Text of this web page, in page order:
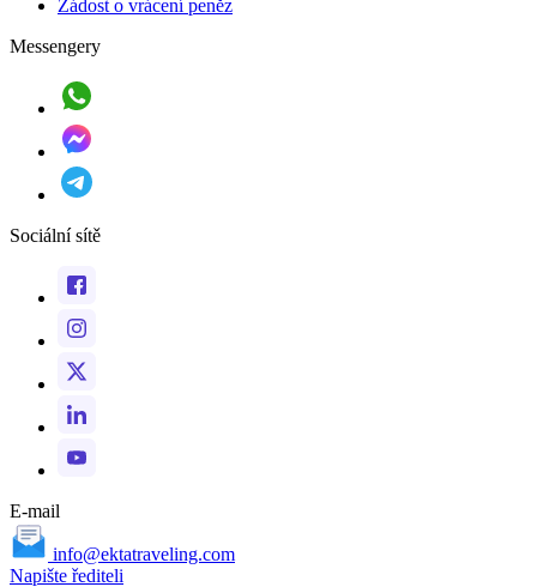
Žádost o vrácení peněz
Messengery
Sociální sítě
E-mail
info@ektatraveling.com
Napište řediteli